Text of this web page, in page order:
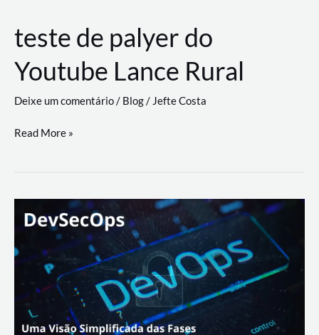
de
trabalho
com
a
workflows
teste de palyer do
Youtube Lance Rural
Deixe um comentário/ Blog/ Jefte Costa
teste
palyer
Lance
Rural
Read More »